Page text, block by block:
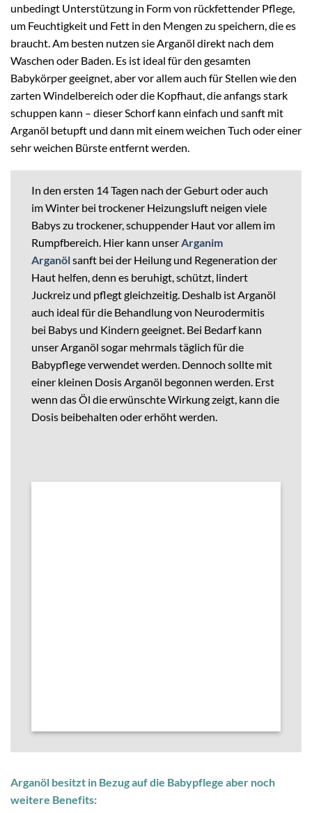
unbedingt Unterstützung in Form von rückfettender Pflege,
um Feuchtigkeit und Fett in den Mengen zu speichern, die es
braucht. Am besten nutzen sie Arganöl direkt nach dem
Waschen oder Baden. Es ist ideal für den gesamten
Babykörper geeignet, aber vor allem auch für Stellen wie den
zarten Windelbereich oder die Kopfhaut, die anfangs stark
schuppen kann – dieser Schorf kann einfach und sanft mit
Arganöl betupft und dann mit einem weichen Tuch oder einer
sehr weichen Bürste entfernt werden.
In den ersten 14 Tagen nach der Geburt oder auch
im Winter bei trockener Heizungsluft neigen viele
Babys zu trockener, schuppender Haut vor allem im
Rumpfbereich. Hier kann unserArganim
Arganölsanft bei der Heilung und Regeneration der
Haut helfen, denn es beruhigt, schützt, lindert
Juckreiz und pflegt gleichzeitig. Deshalb ist Arganöl
auch ideal für die Behandlung von Neurodermitis
bei Babys und Kindern geeignet. Bei Bedarf kann
unser Arganöl sogar mehrmals täglich für die
Babypflege verwendet werden. Dennoch sollte mit
einer kleinen Dosis Arganöl begonnen werden. Erst
wenn das Öl die erwünschte Wirkung zeigt, kann die
Dosis beibehalten oder erhöht werden.
Arganöl besitzt in Bezug auf die Babypflege aber noch
weitere Benefits: